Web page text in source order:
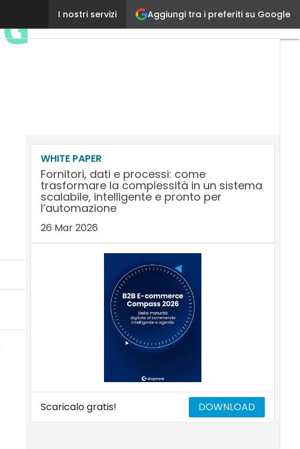
Aggiungi tra i preferiti su Google
I nostri servizi
Smau Napoli, premiata l’innovazione di startup e
WHITE PAPER
Fornitori, dati e processi: come
trasformare la complessità in un sistema
scalabile, intelligente e pronto per
l’automazione
26 Mar 2026
Scaricalo gratis! DOWNLOAD